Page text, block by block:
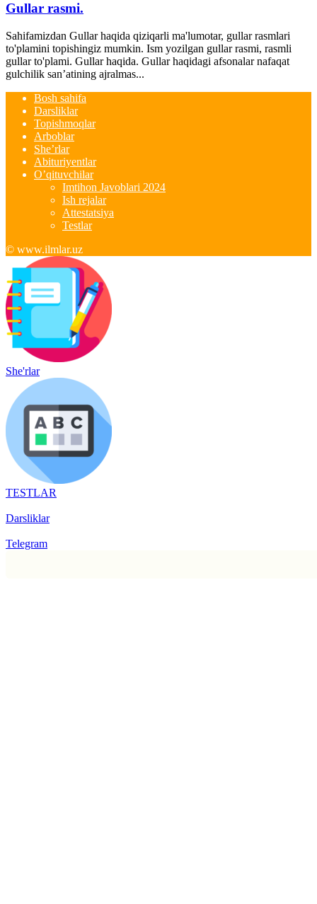
Gullar rasmi.
Sahifamizdan Gullar haqida qiziqarli ma'lumotar, gullar rasmlari
to'plamini topishingiz mumkin. Ism yozilgan gullar rasmi, rasmli
gullar to'plami. Gullar haqida. Gullar haqidagi afsonalar nafaqat
gulchilik san’atining ajralmas...
Bosh sahifa
Darsliklar
Topishmoqlar
Arboblar
She’rlar
Abituriyentlar
O’qituvchilar
Imtihon Javoblari 2024
Ish rejalar
Attestatsiya
Testlar
© www.ilmlar.uz
She'rlar
TESTLAR
Darsliklar
Telegram